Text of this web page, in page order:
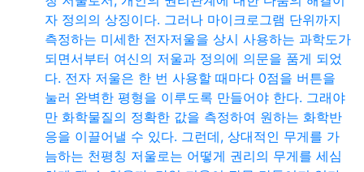
자 정의의 상징이다. 그러나 마이크로그램 단위까지
측정하는 미세한 전자저울을 상시 사용하는 과학도가
되면서부터 여신의 저울과 정의에 의문을 품게 되었
다. 전자 저울은 한 번 사용할 때마다 0점을 버튼을
눌러 완벽한 평형을 이루도록 만들어야 한다. 그래야
만 화학물질의 정확한 값을 측정하여 원하는 화학반
응을 이끌어낼 수 있다. 그런데, 상대적인 무게를 가
늠하는 천평칭 저울로는 어떻게 권리의 무게를 세심